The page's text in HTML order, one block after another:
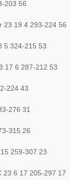
203 56
23 19 4 293-224 56
5 324-215 53
17 6 287-212 53
224 43
276 31
315 26
259-307 23
23 6 17 205-297 17